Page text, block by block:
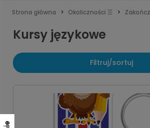
Strona główna Okoliczności ☰
Kursy językowe
Filtruj/sortuj